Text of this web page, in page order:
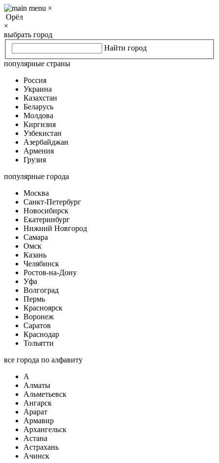
×
Орёл
×
выбрать город
Найти город
популярные страны
Россия
Украина
Казахстан
Беларусь
Молдова
Киргизия
Узбекистан
Азербайджан
Армения
Грузия
популярные города
Москва
Санкт-Петербург
Новосибирск
Екатеринбург
Нижний Новгород
Самара
Омск
Казань
Челябинск
Ростов-на-Дону
Уфа
Волгоград
Пермь
Красноярск
Воронеж
Саратов
Краснодар
Тольятти
все города по алфавиту
А
Алматы
Альметьевск
Ангарск
Арарат
Армавир
Архангельск
Астана
Астрахань
Ачинск